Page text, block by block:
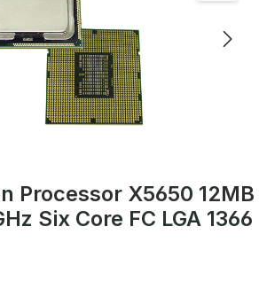
Processor X5650 12MB
Six Core FC LGA 1366